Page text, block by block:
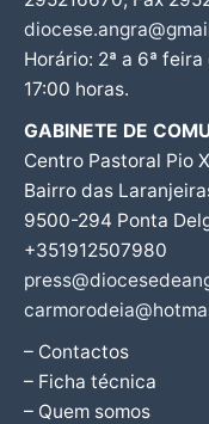
Horário: 2ª a 6ª
17:00 horas.
GABINETE DE
Centro Pastoral Pio
Bairro das
9500-294 Ponta
+351912507980
– Contactos
– Ficha técnica
– Quem somos